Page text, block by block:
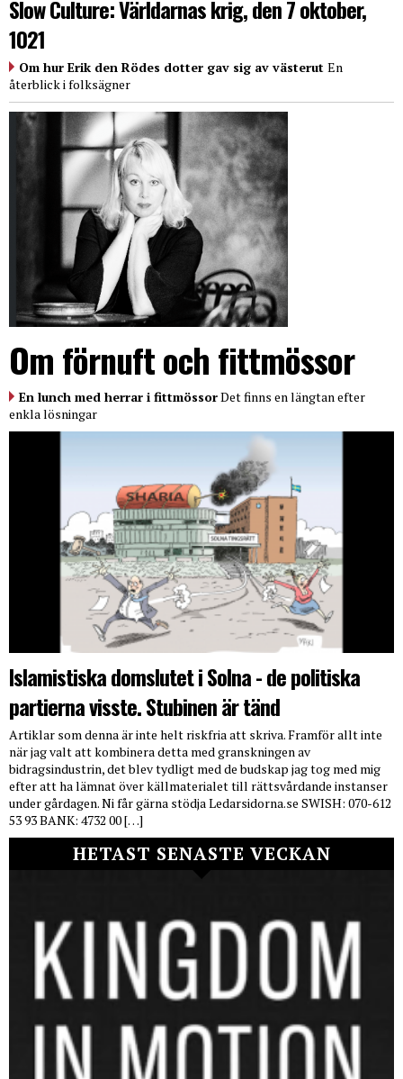
Slow Culture: Världarnas krig, den 7 oktober,
1021
Om hur Erik den Rödes dotter gav sig av västerut En
återblick i folksägner
Om förnuft och fittmössor
En lunch med herrar i fittmössorDet finns en längtan efter
enkla lösningar
Islamistiska domslutet i Solna - de politiska
partierna visste. Stubinen är tänd
Artiklar som denna är inte helt riskfria att skriva. Framför allt inte
när jag valt att kombinera detta med granskningen av
bidragsindustrin, det blev tydligt med de budskap jag tog med mig
efter att ha lämnat över källmaterialet till rättsvårdande instanser
under gårdagen. Ni får gärna stödja Ledarsidorna.se SWISH: 070-612
53 93 BANK: 4732 00 […]
HETAST SENASTE VECKAN